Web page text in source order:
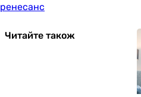
ренесанс
Читайте також